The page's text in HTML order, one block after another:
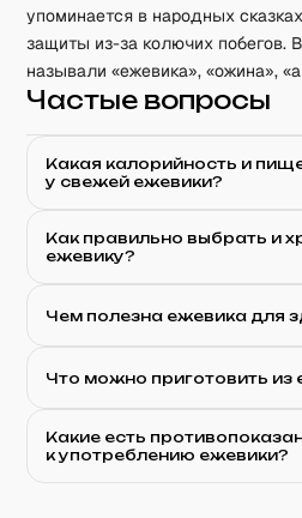
упоминается в народных
защиты из-за колючих побегов.
называли «ежевика», «ожина»,
Частые вопросы
Какая калорийность и
у свежей ежевики?
Как правильно выбрать и
ежевику?
Чем полезна ежевика для
Что можно приготовить из
Какие есть
к употреблению ежевики?